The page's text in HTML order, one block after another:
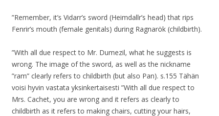
”Remember, it’s Vidarr’s sword (Heimdallr’s head) that rips
Fenrir’s mouth (female genitals) during Ragnarök (childbirth).
”With all due respect to Mr. Dumezil, what he suggests is
wrong. The image of the sword, as well as the nickname
”ram” clearly refers to childbirth (but also Pan). s.155 Tähän
voisi hyvin vastata yksinkertaisesti ”With all due respect to
Mrs. Cachet, you are wrong and it refers as clearly to
childbirth as it refers to making chairs, cutting your hairs,